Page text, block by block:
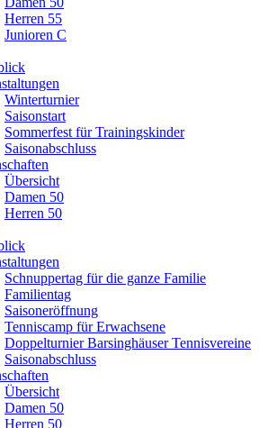
Herren 55
Junioren C
Winterturnier
Saisonstart
Sommerfest für Trainingskinder
Saisonabschluss
Übersicht
Damen 50
Herren 50
Schnuppertag für die ganze Familie
Familientag
Saisoneröffnung
Tenniscamp für Erwachsene
Doppelturnier Barsinghäuser Tennisvereine
Saisonabschluss
Übersicht
Damen 50
Herren 50